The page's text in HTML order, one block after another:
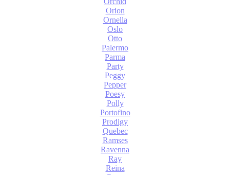
Orion
Ornella
Oslo
Otto
Palermo
Parma
Party
Peggy
Pepper
Poesy
Polly
Portofino
Prodigy
Quebec
Ramses
Ravenna
Ray
Reina